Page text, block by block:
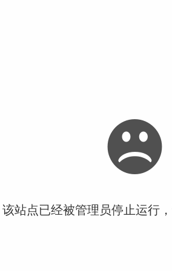
站点已经被管理员停止运行